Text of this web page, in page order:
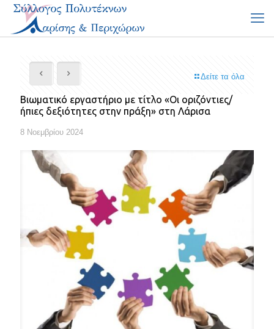
Δείτε τα όλα
Βιωματικό εργαστήριο με τίτλο «Οι οριζόντιες/
ήπιες δεξιότητες στην πράξη» στη Λάρισα
8 Νοεμβρίου 2024